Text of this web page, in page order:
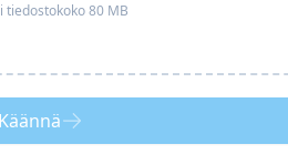
tiedostokoko 80 MB
Käännä